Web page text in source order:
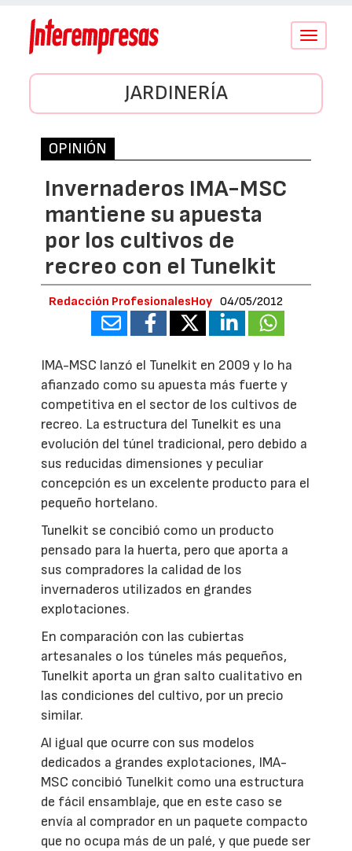
Conmutar
JARDINERÍA
OPINIÓN
Invernaderos IMA-MSC
mantiene su apuesta
por los cultivos de
recreo con el Tunelkit
Redacción ProfesionalesHoy 04/05/2012
IMA-MSC lanzó el Tunelkit en 2009 y lo ha
afianzado como su apuesta más fuerte y
competitiva en el sector de los cultivos de
recreo. La estructura del Tunelkit es una
evolución del túnel tradicional, pero debido a
sus reducidas dimensiones y peculiar
concepción es un excelente producto para el
pequeño hortelano.
Tunelkit se concibió como un producto
pensado para la huerta, pero que aporta a
sus compradores la calidad de los
invernaderos utilizados en grandes
explotaciones.
En comparación con las cubiertas
artesanales o los túneles más pequeños,
Tunelkit aporta un gran salto cualitativo en
las condiciones del cultivo, por un precio
similar.
Al igual que ocurre con sus modelos
dedicados a grandes explotaciones, IMA-
MSC concibió Tunelkit como una estructura
de fácil ensamblaje, que en este caso se
envía al comprador en un paquete compacto
que no ocupa más de un palé, y que puede ser